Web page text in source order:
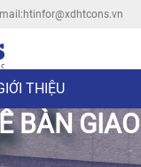
THIỆU
BÀN